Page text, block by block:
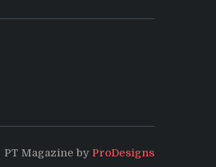
PT Magazine by ProDesigns